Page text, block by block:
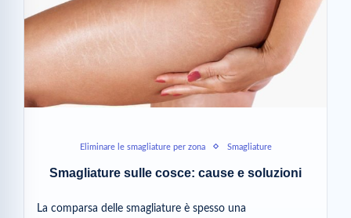
Eliminare le smagliature per zona Smagliature
Smagliature sulle cosce: cause e soluzioni
La comparsa delle smagliature è spesso una